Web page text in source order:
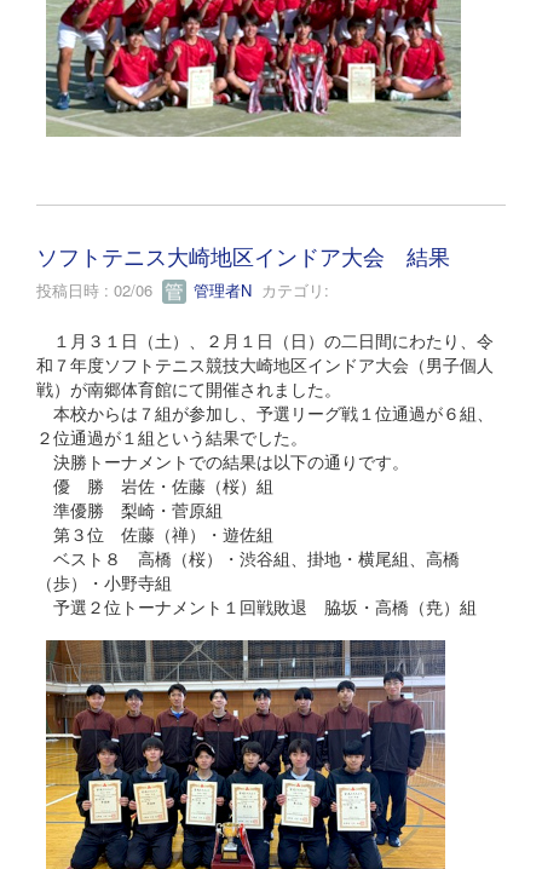
ソフトテニス大崎地区インドア大会 結果
投稿日時 : 02/06 管理者N カテゴリ:
１月３１日（土）、２月１日（日）の二日間にわたり、令
和７年度ソフトテニス競技大崎地区インドア大会（男子個人
戦）が南郷体育館にて開催されました。
本校からは７組が参加し、予選リーグ戦１位通過が６組、
２位通過が１組という結果でした。
決勝トーナメントでの結果は以下の通りです。
優 勝 岩佐・佐藤（桜）組
準優勝 梨崎・菅原組
第３位 佐藤（禅）・遊佐組
ベスト８ 高橋（桜）・渋谷組、掛地・横尾組、高橋
（歩）・小野寺組
予選２位トーナメント１回戦敗退 脇坂・高橋（尭）組